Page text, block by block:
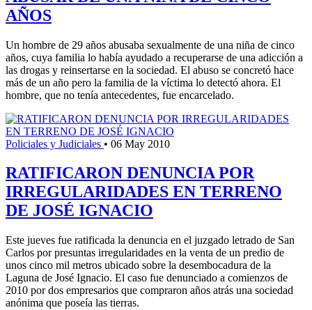
AÑOS
Un hombre de 29 años abusaba sexualmente de una niña de cinco
años, cuya familia lo había ayudado a recuperarse de una adicción a
las drogas y reinsertarse en la sociedad. El abuso se concretó hace
más de un año pero la familia de la víctima lo detectó ahora. El
hombre, que no tenía antecedentes, fue encarcelado.
Policiales y Judiciales • 06 May 2010
RATIFICARON DENUNCIA POR
IRREGULARIDADES EN TERRENO
DE JOSÉ IGNACIO
Este jueves fue ratificada la denuncia en el juzgado letrado de San
Carlos por presuntas irregularidades en la venta de un predio de
unos cinco mil metros ubicado sobre la desembocadura de la
Laguna de José Ignacio. El caso fue denunciado a comienzos de
2010 por dos empresarios que compraron años atrás una sociedad
anónima que poseía las tierras.